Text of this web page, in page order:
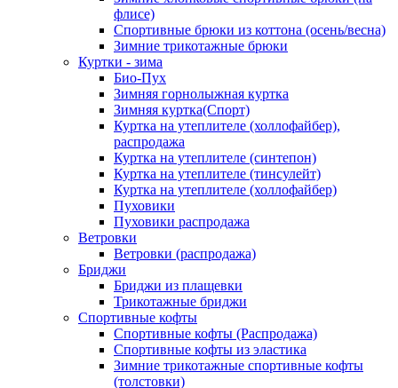
флисе)
Спортивные брюки из коттона (осень/весна)
Зимние трикотажные брюки
Куртки - зима
Био-Пух
Зимняя горнолыжная куртка
Зимняя куртка(Спорт)
Куртка на утеплителе (холлофайбер),
распродажа
Куртка на утеплителе (синтепон)
Куртка на утеплителе (тинсулейт)
Куртка на утеплителе (холлофайбер)
Пуховики
Пуховики распродажа
Ветровки
Ветровки (распродажа)
Бриджи
Бриджи из плащевки
Трикотажные бриджи
Спортивные кофты
Спортивные кофты (Распродажа)
Спортивные кофты из эластика
Зимние трикотажные спортивные кофты
(толстовки)